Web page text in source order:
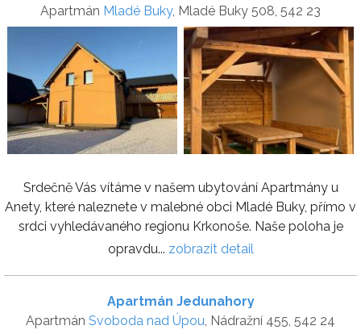
Apartmán Mladé Buky, Mladé Buky 508, 542 23
Srdečně Vás vítáme v našem ubytování Apartmány u
Anety, které naleznete v malebné obci Mladé Buky, přímo v
srdci vyhledávaného regionu Krkonoše. Naše poloha je
opravdu... zobrazit detail
Apartmán Jedunahory
Apartmán Svoboda nad Úpou, Nádražní 455, 542 24